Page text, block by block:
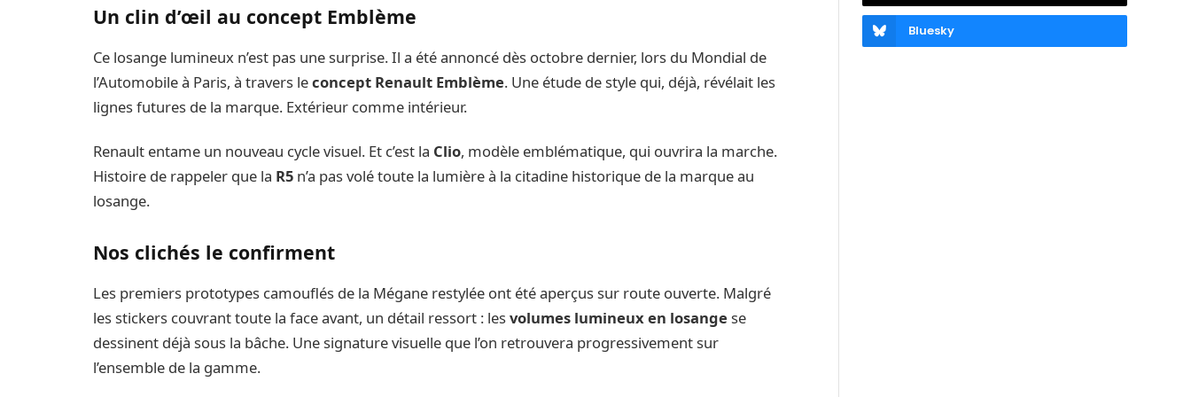
Un clin d’œil au concept Emblème
Ce losange lumineux n’est pas une surprise. Il a été annoncé dès octobre dernier, lors du Mondial de
l’Automobile à Paris, à travers leconcept Renault Emblème. Une étude de style qui, déjà, révélait les
lignes futures de la marque. Extérieur comme intérieur.
Renault entame un nouveau cycle visuel. Et c’est la Clio, modèle emblématique, qui ouvrira la marche.
Histoire de rappeler que la R5 n’a pas volé toute la lumière à la citadine historique de la marque au
losange.
Nos clichés le confirment
Les premiers prototypes camouflés de la Mégane restylée ont été aperçus sur route ouverte. Malgré
les stickers couvrant toute la face avant, un détail ressort : lesvolumes lumineux en losange se
dessinent déjà sous la bâche. Une signature visuelle que l’on retrouvera progressivement sur
l’ensemble de la gamme.
Bluesky